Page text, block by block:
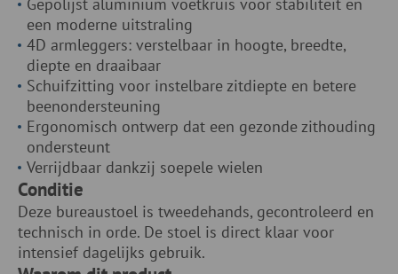
een moderne uitstraling
4D armleggers: verstelbaar in hoogte, breedte,
diepte en draaibaar
Schuifzitting voor instelbare zitdiepte en betere
beenondersteuning
Ergonomisch ontwerp dat een gezonde zithouding
ondersteunt
Verrijdbaar dankzij soepele wielen
Conditie
Deze bureaustoel is tweedehands, gecontroleerd en
technisch in orde. De stoel is direct klaar voor
intensief dagelijks gebruik.